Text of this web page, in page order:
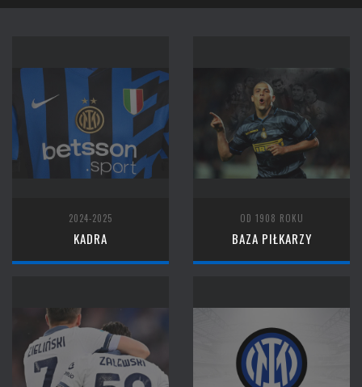
2024-2025
KADRA
OD 1908 ROKU
BAZA PIŁKARZY